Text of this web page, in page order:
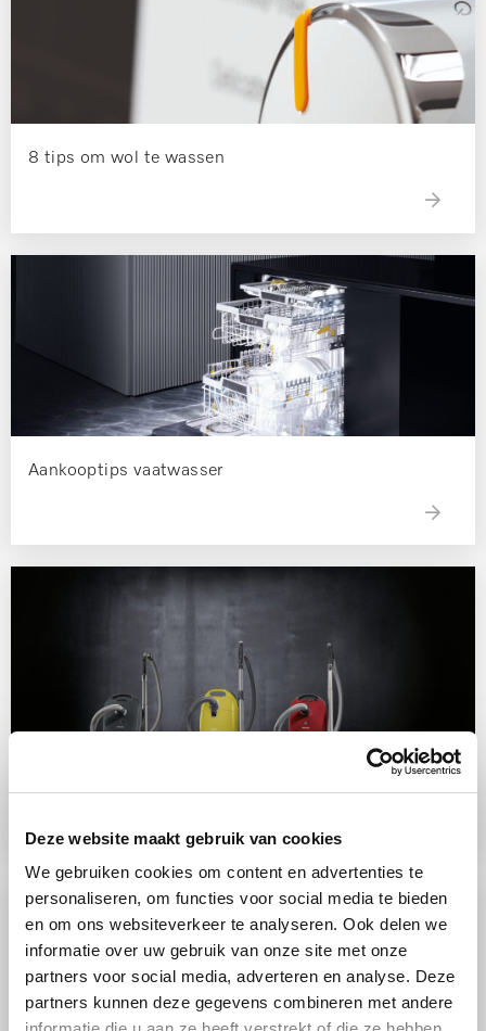
Deze website maakt gebruik van cookies
We gebruiken cookies om content en advertenties te
personaliseren, om functies voor social media te bieden
en om ons websiteverkeer te analyseren. Ook delen we
informatie over uw gebruik van onze site met onze
partners voor social media, adverteren en analyse. Deze
partners kunnen deze gegevens combineren met andere
8 tips om wol te wassen
Aankooptips vaatwasser